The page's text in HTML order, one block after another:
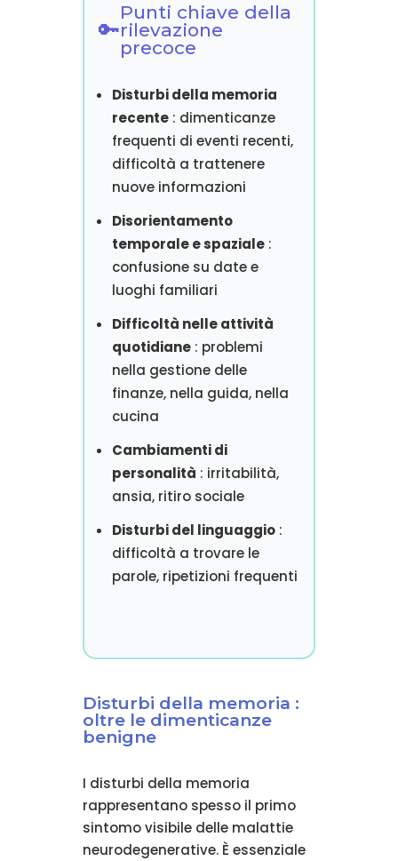
Punti chiave della
rilevazione
precoce
Disturbi della memoria
recente: dimenticanze
frequenti di eventi recenti,
difficoltà a trattenere
nuove informazioni
Disorientamento
temporale e spaziale:
confusione su date e
luoghi familiari
Difficoltà nelle attività
quotidiane: problemi
nella gestione delle
finanze, nella guida, nella
cucina
Cambiamenti di
personalità : irritabilità,
ansia, ritiro sociale
Disturbi del linguaggio:
difficoltà a trovare le
parole, ripetizioni frequenti
Disturbi della memoria :
oltre le dimenticanze
benigne
I disturbi della memoria
rappresentano spesso il primo
sintomo visibile delle malattie
neurodegenerative. È essenziale